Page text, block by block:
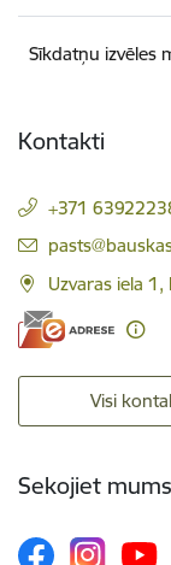
Sīkdatņu izvēles
Kontakti
+371
E-pasts:
Uzvaras iela
Visi
Sekojiet mums